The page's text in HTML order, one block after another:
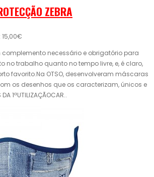
ZEBRA
necessário e obrigatório para
no trabalho quanto no tempo livre, e, é claro,
favorito.Na OTSO, desenvolveram máscaras
os desenhos que os caracterizam, únicos e
1ªUTILIZAÇÃOCAR..